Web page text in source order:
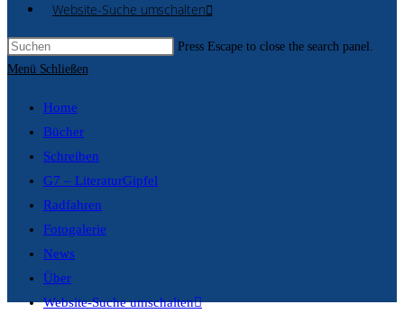
Website-Suche umschalten
Press Escape to close the search panel.
Menü Schließen
Home
Bücher
Schreiben
G7 – LiteraturGipfel
Radfahren
Fotogalerie
News
Über
Website-Suche umschalten